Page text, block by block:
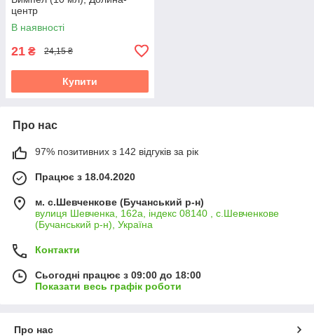
центр
В наявності
21 ₴ 24,15 ₴
Купити
Про нас
97% позитивних з 142 відгуків за рік
Працює з 18.04.2020
м. с.Шевченкове (Бучанський р-н)
вулиця Шевченка, 162а, індекс 08140 , с.Шевченкове
(Бучанський р-н), Україна
Контакти
Сьогодні працює з 09:00 до 18:00
Показати весь графік роботи
Про нас